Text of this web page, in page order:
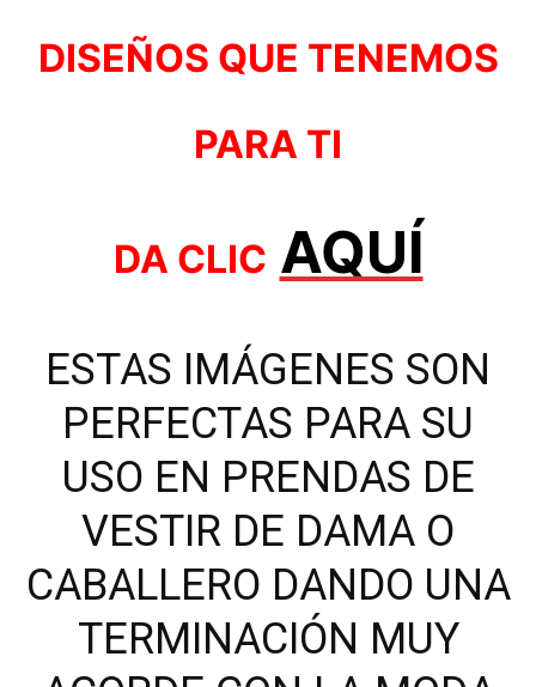
DISEÑOS QUE TENEMOS
PARA TI
DA CLIC AQUÍ
ESTAS IMÁGENES SON
PERFECTAS PARA SU
USO EN PRENDAS DE
VESTIR DE DAMA O
CABALLERO DANDO UNA
TERMINACIÓN MUY